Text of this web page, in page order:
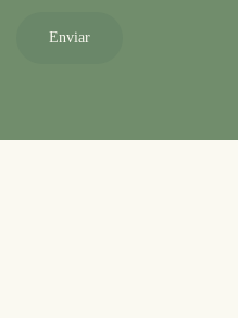
Enviar